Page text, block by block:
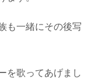
も一緒にその後写
を歌ってあげまし